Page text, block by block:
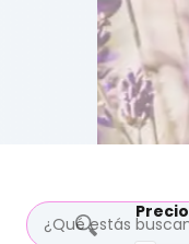
Precio